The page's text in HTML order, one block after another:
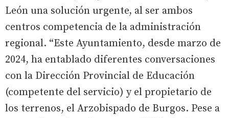
León una solución urgente, al ser ambos
centros competencia de la administración
regional. “Este Ayuntamiento, desde marzo de
2024, ha entablado diferentes conversaciones
con la Dirección Provincial de Educación
(competente del servicio) y el propietario de
los terrenos, el Arzobispado de Burgos. Pese a